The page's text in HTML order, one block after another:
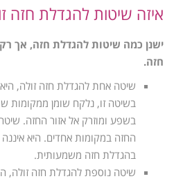
איזה שיטות להגדלת חזה
ישנן כמה שיטות להגדלת חזה, אך
חזה.
שיטה אחת להגדלת חזה זולה, היא
בשיטה זו, נלקח שומן ממקומות
בשפע ומוזרק אל אזור החזה.
החזה במקומות אחדים. היא
בהגדלת חזה משמעותית.
שיטה נוספת להגדלת חזה זולה,